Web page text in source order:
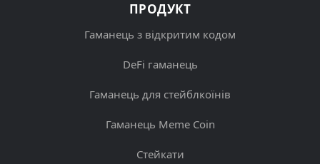
ПРОДУКТ
Гаманець з відкритим кодом
DeFi гаманець
Гаманець для стейблкоїнів
Гаманець Meme Coin
Стейкати